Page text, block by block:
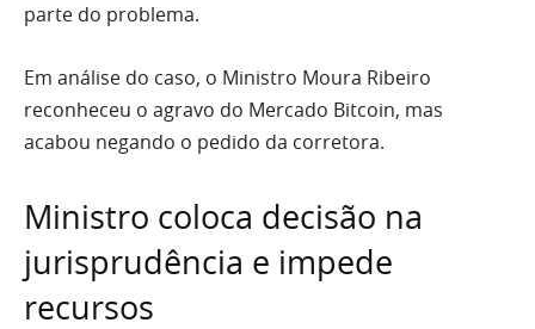
parte do problema.
Em análise do caso, o Ministro Moura Ribeiro
reconheceu o agravo do Mercado Bitcoin, mas
acabou negando o pedido da corretora.
Ministro coloca decisão na
jurisprudência e impede
recursos